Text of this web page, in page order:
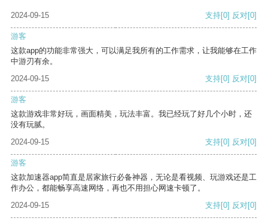
2024-09-15 支持[0] 反对[0]
游客
这款app的功能非常强大，可以满足我所有的工作需求，让我能够在工作
中游刃有余。
2024-09-15
支持[0] 反对[0]
游客
这款游戏非常好玩，画面精美，玩法丰富。我已经玩了好几个小时，还
没有玩腻。
2024-09-15
支持[0] 反对[0]
游客
这款加速器app简直是居家旅行必备神器，无论是看视频、玩游戏还是工
作办公，都能畅享高速网络，再也不用担心网速卡顿了。
2024-09-15
支持[0] 反对[0]